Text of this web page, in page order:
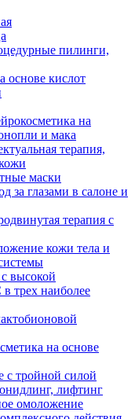
пилинги,
основе кислот
на
и мака
терапия,
маски
за глазами в салоне и
терапия с
кожи тела и
высокой
трех наиболее
на основе
с тройной силой
лифтинг
омоложение